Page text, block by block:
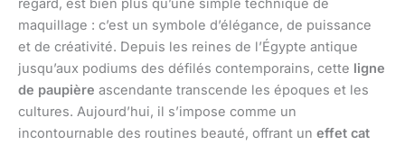
regard, est bien plus qu’une simple technique de
maquillage : c’est un symbole d’élégance, de puissance
et de créativité. Depuis les reines de l’Égypte antique
jusqu’aux podiums des défilés contemporains, cette ligne
de paupière ascendante transcende les époques et les
cultures. Aujourd’hui, il s’impose comme un
incontournable des routines beauté, offrant un effet cat